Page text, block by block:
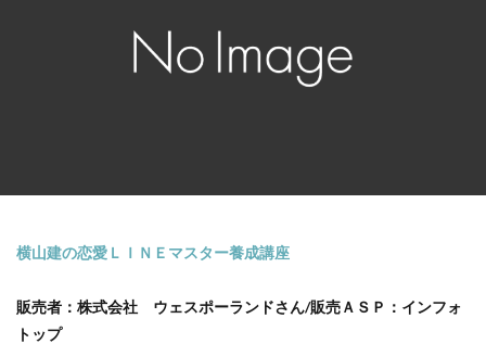
横山建の恋愛ＬＩＮＥマスター養成講座
販売者：株式会社 ウェスポーランドさん/販売ＡＳＰ：インフォ
トップ